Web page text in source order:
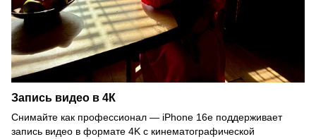
Запись видео в 4К
Снимайте как профессионал — iPhone 16e поддерживает
запись видео в формате 4K с кинематографической